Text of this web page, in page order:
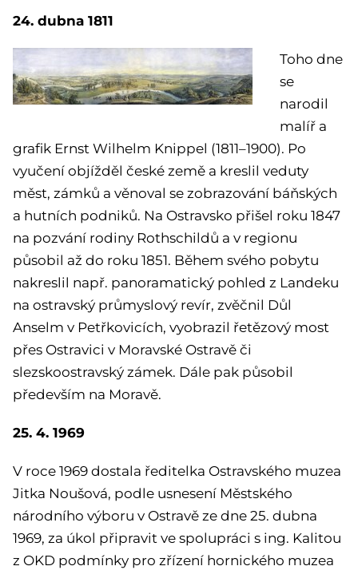
24. dubna 1811
Toho dne
se
narodil
malíř a
grafik Ernst Wilhelm Knippel (1811–1900). Po
vyučení objížděl české země a kreslil veduty
měst, zámků a věnoval se zobrazování báňských
a hutních podniků. Na Ostravsko přišel roku 1847
na pozvání rodiny Rothschildů a v regionu
působil až do roku 1851. Během svého pobytu
nakreslil např. panoramatický pohled z Landeku
na ostravský průmyslový revír, zvěčnil Důl
Anselm v Petřkovicích, vyobrazil řetězový most
přes Ostravici v Moravské Ostravě či
slezskoostravský zámek. Dále pak působil
především na Moravě.
25. 4. 1969
V roce 1969 dostala ředitelka Ostravského muzea
Jitka Noušová, podle usnesení Městského
národního výboru v Ostravě ze dne 25. dubna
1969, za úkol připravit ve spolupráci s ing. Kalitou
z OKD podmínky pro zřízení hornického muzea